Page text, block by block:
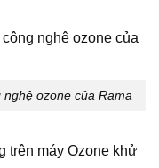
ozone của Rama
trên máy Ozone khử